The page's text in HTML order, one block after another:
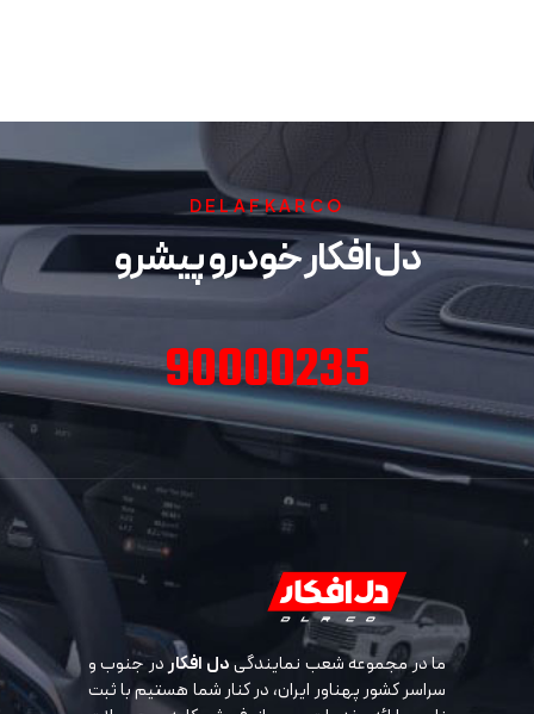
DELAFKARCO
دل افکار خودرو پیشرو
90000235
ما در مجموعه شعب نمایندگیدل افکاردر جنوب و
سراسر کشور پهناور ایران، در کنار شما هستیم با ثبت